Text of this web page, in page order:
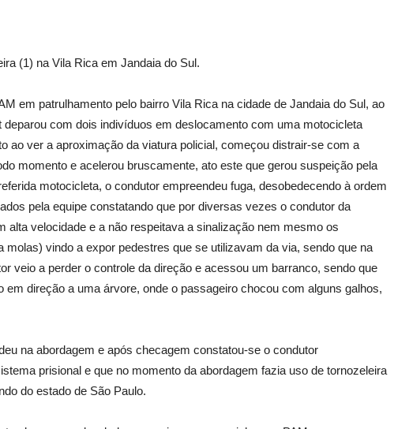
(1) na Vila Rica em Jandaia do Sul.
em patrulhamento pelo bairro Vila Rica na cidade de Jandaia do Sul, ao
deparou com dois indivíduos em deslocamento com uma motocicleta
ao ver a aproximação da viatura policial, começou distrair-se com a
momento e acelerou bruscamente, ato este que gerou suspeição pela
motocicleta, o condutor empreendeu fuga, desobedecendo à ordem
pela equipe constatando que por diversas vezes o condutor da
alta velocidade e a não respeitava a sinalização nem mesmo os
molas) vindo a expor pedestres que se utilizavam da via, sendo que na
veio a perder o controle da direção e acessou um barranco, sendo que
em direção a uma árvore, onde o passageiro chocou com alguns galhos,
na abordagem e após checagem constatou-se o condutor
prisional e que no momento da abordagem fazia uso de tornozeleira
do estado de São Paulo.